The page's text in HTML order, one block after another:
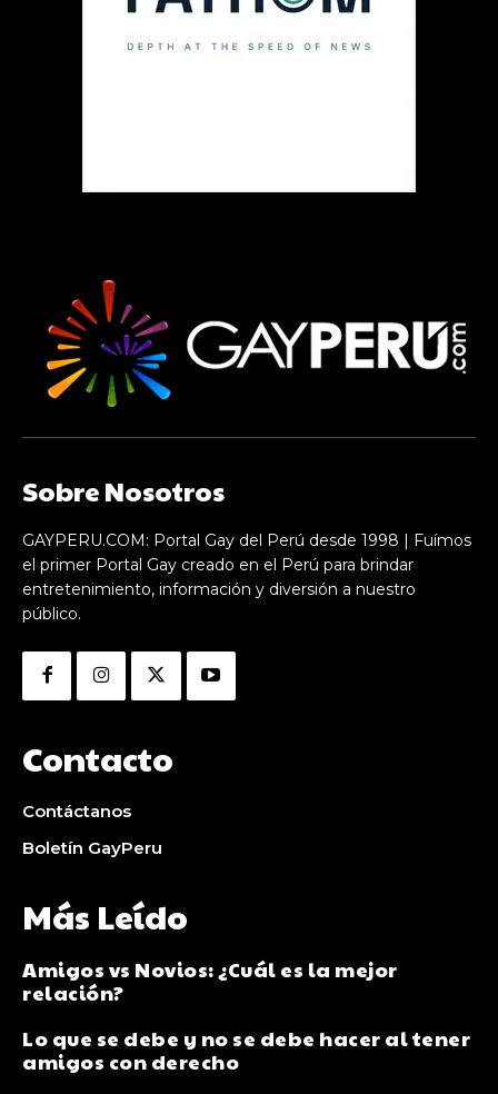
Sobre Nosotros
GAYPERU.COM: Portal Gay del Perú desde 1998 | Fuímos
el primer Portal Gay creado en el Perú para brindar
entretenimiento, información y diversión a nuestro
público.
Contacto
Contáctanos
Boletín GayPeru
Más Leído
Amigos vs Novios: ¿Cuál es la mejor
relación?
Lo que se debe y no se debe hacer al tener
amigos con derecho